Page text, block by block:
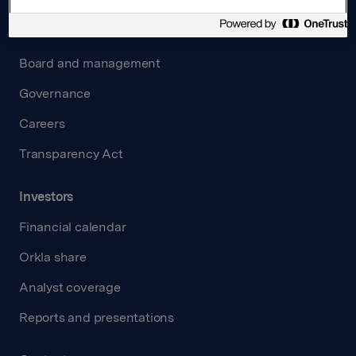
Board and management
Governance
Careers
Transparency Act
Investors
Financial calendar
Orkla share
Analyst coverage
Reports and presentations